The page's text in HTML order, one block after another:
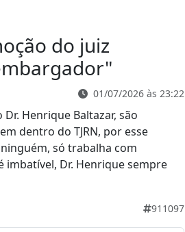
do juiz
"
01/07/2026 às 23:22
Henrique Baltazar, são
dentro do TJRN, por esse
só trabalha com
Dr. Henrique sempre
911097